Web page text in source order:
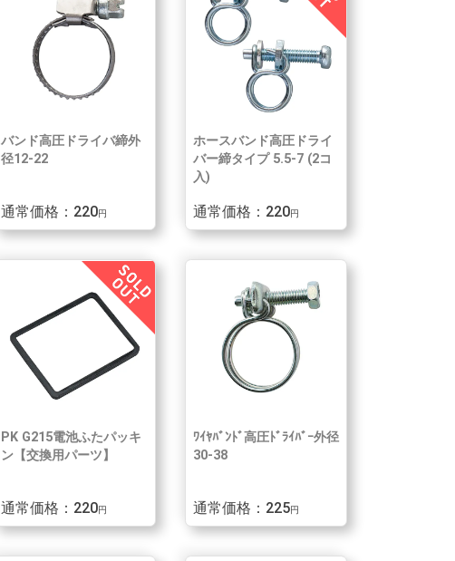
バンド高圧ドライバ締外
径12-22
通常価格：220円
ホースバンド高圧ドライ
バー締タイプ 5.5-7 (2コ
入)
通常価格：220円
PK G215電池ふたパッキ
ン【交換用パーツ】
通常価格：220円
ﾜｲﾔﾊﾞﾝﾄﾞ高圧ﾄﾞﾗｲﾊﾞｰ外径
30-38
通常価格：225円